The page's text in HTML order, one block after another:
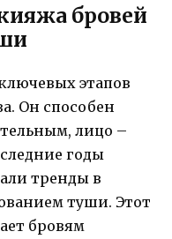
бровей
этапов
Он способен
лицо –
годы
тренды в
туши. Этот
бровям